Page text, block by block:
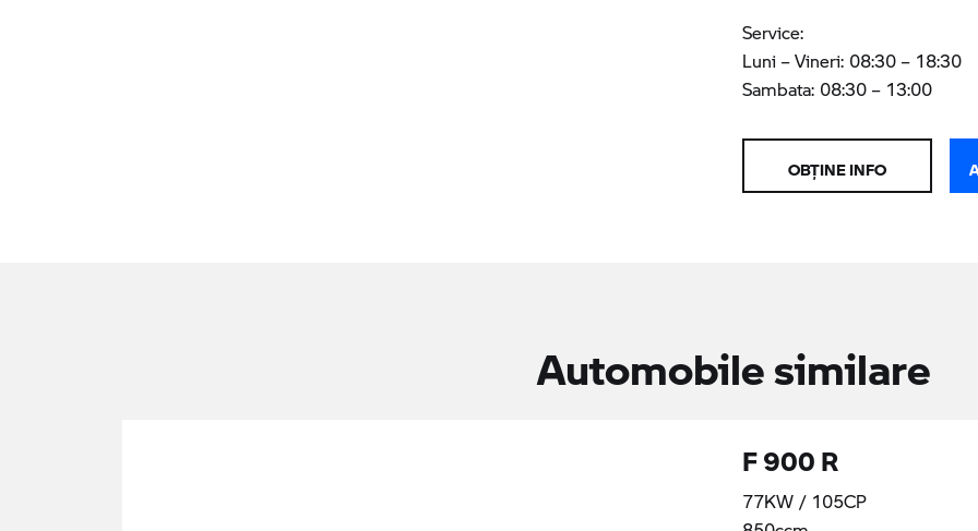
Service:
Luni – Vineri: 08:30 – 18:30
Sambata: 08:30 – 13:00
OBŢINE INFO
Automobile similare
F 900 R
77KW / 105CP